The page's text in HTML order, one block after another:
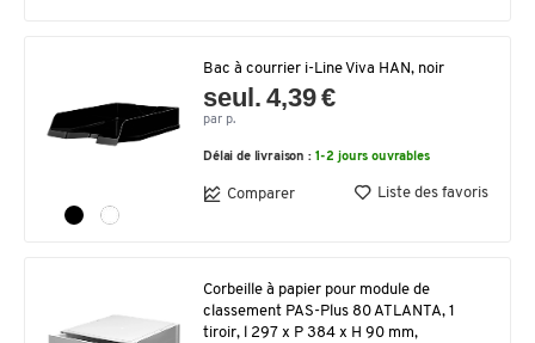
Bac à courrier i-Line Viva HAN, noir
seul. 4,39 €
par p.
Délai de livraison : 1-2 jours ouvrables
Comparer Liste des favoris
Corbeille à papier pour module de
classement PAS-Plus 80 ATLANTA, 1
tiroir, l 297 x P 384 x H 90 mm,